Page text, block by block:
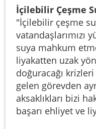
İçilebilir Çeşme
"İçilebilir çeşme
vatandaşlarımızı
suya mahkum
liyakatten uzak
doğuracağı
gelen görevden
aksaklıkları bizi
başarı ehliyet ve